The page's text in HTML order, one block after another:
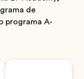
de
programa A-